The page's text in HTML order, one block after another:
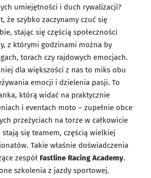
umiejętności i duch rywalizacji?
że szybko zaczynamy czuć się
stając się częścią społeczności
z którymi godzinami można by
torach czy rajdowych emocjach.
dla większości z nas to miks obu
emocji i dzielenia pasji. To
którą widać na praktycznie
i eventach moto – zupełnie obce
przeżyciach na torze w całkowicie
się teamem, częścią wielkiej
Takie właśnie doświadczenia
zespół Fastline Racing Academy.
szkolenia z jazdy sportowej.